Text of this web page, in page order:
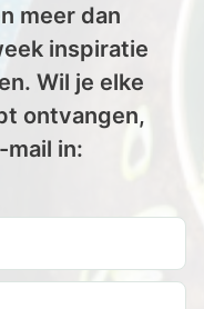
meer dan
inspiratie
Wil je elke
ontvangen,
mail in:
recept ontvangen?